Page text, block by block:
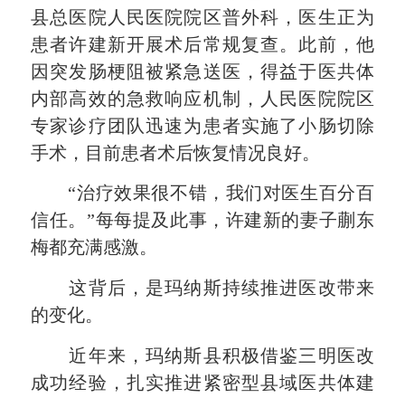
县总医院人民医院院区普外科，医生正为
患者许建新开展术后常规复查。此前，他
因突发肠梗阻被紧急送医，得益于医共体
内部高效的急救响应机制，人民医院院区
专家诊疗团队迅速为患者实施了小肠切除
手术，目前患者术后恢复情况良好。
“治疗效果很不错，我们对医生百分百
信任。”每每提及此事，许建新的妻子蒯东
梅都充满感激。
这背后，是玛纳斯持续推进医改带来
的变化。
近年来，玛纳斯县积极借鉴三明医改
成功经验，扎实推进紧密型县域医共体建